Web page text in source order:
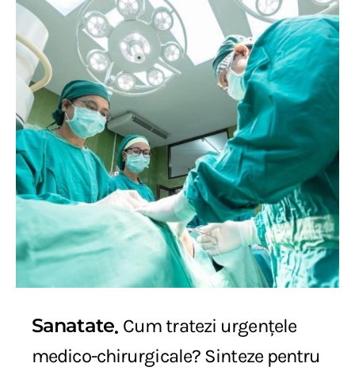
Sanatate Cum tratezi urgențele
medico-chirurgicale? Sinteze pentru